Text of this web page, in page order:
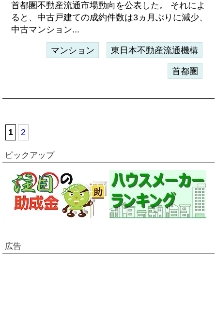
首都圏不動産流通市場動向を公表した。 それによ
ると、中古戸建ての成約件数は3ヵ月ぶりに減少、
中古マンション...
マンション 東日本不動産流通機構
首都圏
1 2
ピックアップ
広告